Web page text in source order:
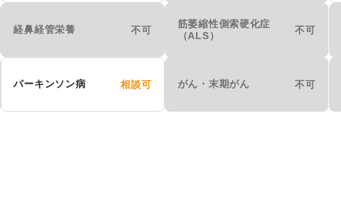
経鼻経管栄養 不可
筋萎縮性側索硬化症
（ALS）
不可
パーキンソン病 相談可 がん・末期がん 不可